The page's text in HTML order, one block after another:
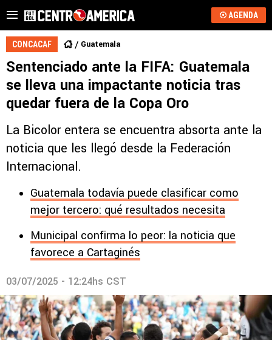
AGENDA
CONCACAF Guatemala
Sentenciado ante la FIFA: Guatemala
se lleva una impactante noticia tras
quedar fuera de la Copa Oro
La Bicolor entera se encuentra absorta ante la
noticia que les llegó desde la Federación
Internacional.
Guatemala todavía puede clasificar como
mejor tercero: qué resultados necesita
Municipal confirma lo peor: la noticia que
favorece a Cartaginés
03/07/2025 - 12:24hs CST